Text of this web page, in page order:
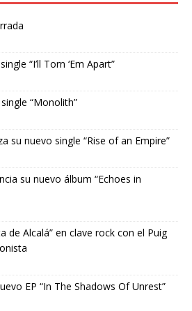
“I’ll Torn ‘Em Apart”
“Monolith”
su nuevo single “Rise of an Empire”
su nuevo álbum “Echoes in
de Alcalá” en clave rock con el Puig
EP “In The Shadows Of Unrest”